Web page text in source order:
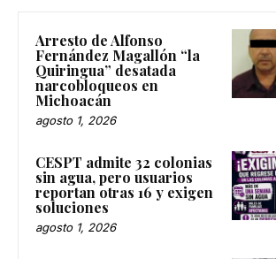
Arresto de Alfonso
Fernández Magallón “la
Quiringua” desatada
narcobloqueos en
Michoacán
agosto 1, 2026
CESPT admite 32 colonias
sin agua, pero usuarios
reportan otras 16 y exigen
soluciones
agosto 1, 2026